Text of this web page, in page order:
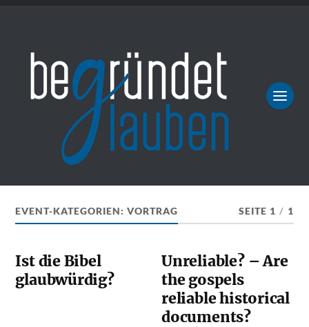
EVENT-KATEGORIEN:VORTRAG SEITE 1 / 1
Ist die Bibel
glaubwürdig?
Unreliable? – Are
the gospels
reliable historical
documents?